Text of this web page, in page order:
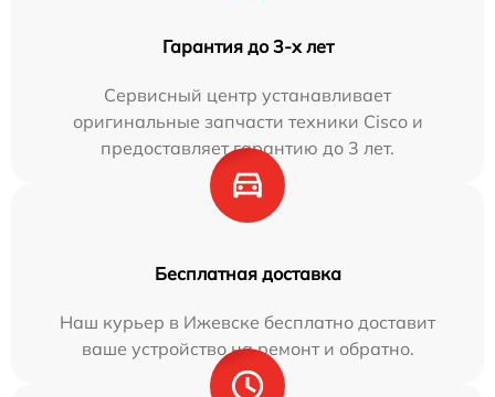
Гарантия до 3-х лет
Сервисный центр устанавливает
оригинальные запчасти техники Cisco и
предоставляет гарантию до 3 лет.
Бесплатная доставка
Наш курьер в Ижевске бесплатно доставит
ваше устройство на ремонт и обратно.